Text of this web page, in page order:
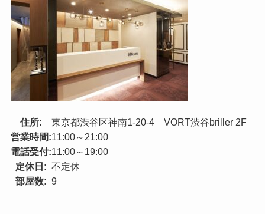
住所:
東京都渋谷区神南1-20-4 VORT渋谷briller 2F
営業時間:11:00～21:00
電話受付:11:00～19:00
定休日: 不定休
部屋数: 9